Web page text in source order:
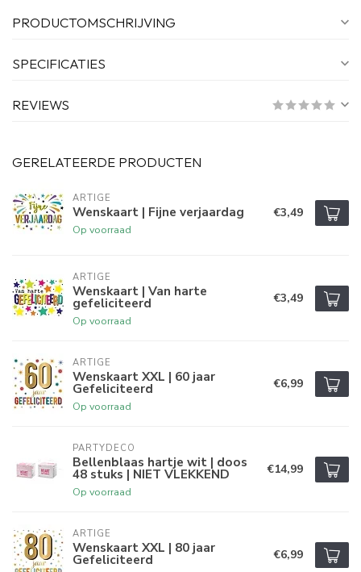
PRODUCTOMSCHRIJVING
SPECIFICATIES
REVIEWS
GERELATEERDE PRODUCTEN
ARTIGE
Wenskaart | Fijne verjaardag
Op voorraad
€3,49
ARTIGE
Wenskaart | Van harte
gefeliciteerd
Op voorraad
€3,49
ARTIGE
Wenskaart XXL | 60 jaar
Gefeliciteerd
Op voorraad
€6,99
PARTYDECO
Bellenblaas hartje wit | doos
48 stuks | NIET VLEKKEND
Op voorraad
€14,99
ARTIGE
Wenskaart XXL | 80 jaar
Gefeliciteerd €6,99